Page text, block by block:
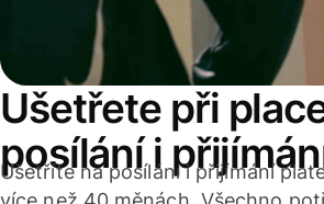
Ušetřete při
posílání i
Ušetříte na posílání i přijímání